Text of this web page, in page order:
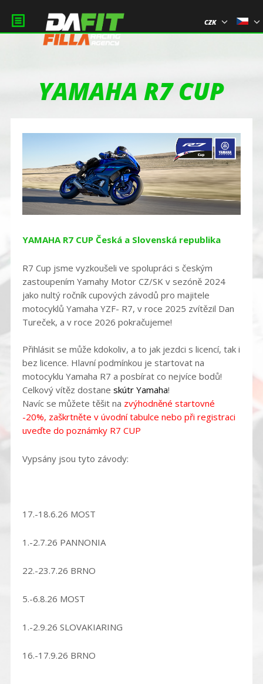
YAMAHA R7 CUP
YAMAHA R7 CUP Česká a Slovenská republika
R7 Cup jsme vyzkoušeli ve spolupráci s českým
zastoupením Yamahy Motor CZ/SK v sezóně 2024
jako nultý ročník cupových závodů pro majitele
motocyklů Yamaha YZF- R7, v roce 2025 zvítězil Dan
Tureček, a v roce 2026 pokračujeme!
Přihlásit se může kdokoliv, a to jak jezdci s licencí, tak i
bez licence. Hlavní podmínkou je startovat na
motocyklu Yamaha R7 a posbírat co nejvíce bodů!
Celkový vítěz dostane skútr Yamaha!
Navíc se můžete těšit na zvýhodněné startovné
-20%, zaškrtněte v úvodní tabulce nebo při registraci
uveďte do poznámky R7 CUP
Vypsány jsou tyto závody:
17.-18.6.26 MOST
1.-2.7.26 PANNONIA
22.-23.7.26 BRNO
5.-6.8.26 MOST
1.-2.9.26 SLOVAKIARING
16.-17.9.26 BRNO
CZK